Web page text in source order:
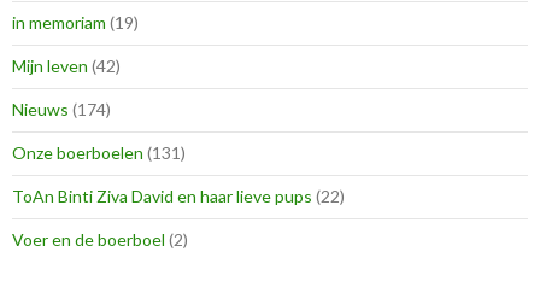
in memoriam (19)
Mijn leven (42)
Nieuws (174)
Onze boerboelen (131)
ToAn Binti Ziva David en haar lieve pups (22)
Voer en de boerboel (2)